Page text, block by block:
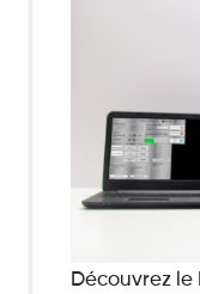
Découvrez le